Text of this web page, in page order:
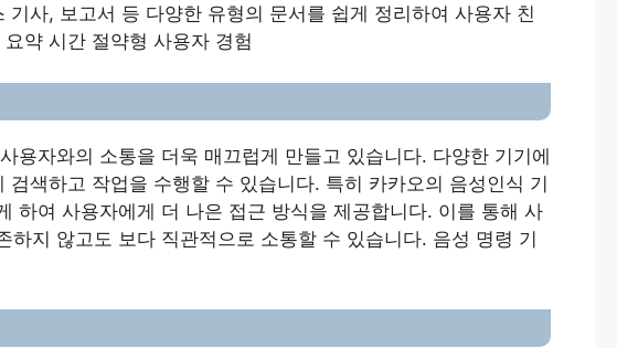
기사, 보고서 등 다양한 유형의 문서를 쉽게 정리하여 사용자 친
약 시간 절약형 사용자 경험
용자와의 소통을 더욱 매끄럽게 만들고 있습니다. 다양한 기기에
검색하고 작업을 수행할 수 있습니다. 특히 카카오의 음성인식 기
하여 사용자에게 더 나은 접근 방식을 제공합니다. 이를 통해 사
하지 않고도 보다 직관적으로 소통할 수 있습니다. 음성 명령 기